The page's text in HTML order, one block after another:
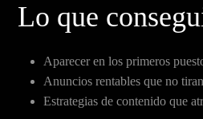
Lo que
Aparecer en los primeros
Anuncios rentables que no
Estrategias de contenido que